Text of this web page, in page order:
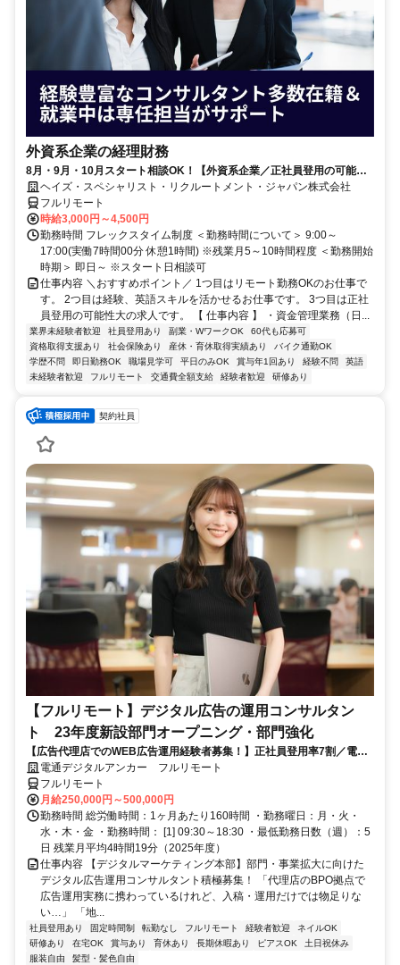
外資系企業の経理財務
8月・9月・10月スタート相談OK！【外資系企業／正社員登用の可能性
大／700万～800万／リモート勤務OK】経理財務
ヘイズ・スペシャリスト・リクルートメント・ジャパン株式会社
フルリモート
時給3,000円～4,500円
勤務時間 フレックスタイム制度 ＜勤務時間について＞ 9:00～
17:00(実働7時間00分 休憩1時間) ※残業月5～10時間程度 ＜勤務開始
時期＞ 即日～ ※スタート日相談可
仕事内容 ＼おすすめポイント／ 1つ目はリモート勤務OKのお仕事で
す。 2つ目は経験、英語スキルを活かせるお仕事です。 3つ目は正社
員登用の可能性大の求人です。 【 仕事内容 】 ・資金管理業務（日...
業界未経験者歓迎 社員登用あり 副業・WワークOK
60代も応募可
資格取得支援あり
社会保険あり 産休・育休取得実績あり
バイク通勤OK
学歴不問
即日勤務OK 職場見学可 平日のみOK 賞与年1回あり 経験不問
英語
未経験者歓迎
フルリモート 交通費全額支給 経験者歓迎 研修あり
契約社員
【フルリモート】デジタル広告の運用コンサルタン
ト 23年度新設部門オープニング・部門強化
【広告代理店でのWEB広告運用経験者募集！】正社員登用率7割／電通
G／全国×完全在宅／年休126日・土日祝休み／残業月平均4時間19分
電通デジタルアンカー フルリモート
フルリモート
月給250,000円～500,000円
勤務時間 総労働時間：1ヶ月あたり160時間 ・勤務曜日：月・火・
水・木・金 ・勤務時間： [1] 09:30～18:30 ・最低勤務日数（週）：5
日 残業月平均4時間19分（2025年度）
仕事内容 【デジタルマーケティング本部】部門・事業拡大に向けた
デジタル広告運用コンサルタント積極募集！ 「代理店のBPO拠点で
広告運用実務に携わっているけれど、入稿・運用だけでは物足りな
い…」 「地...
社員登用あり 固定時間制 転勤なし フルリモート 経験者歓迎
ネイルOK
研修あり
在宅OK 賞与あり 育休あり 長期休暇あり ピアスOK
土日祝休み
服装自由
髪型・髪色自由